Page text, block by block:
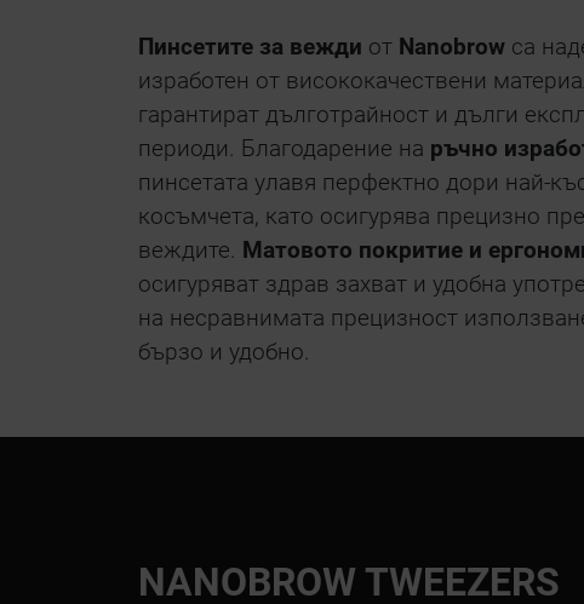
Пинсетите за вежди от Nanobrow са
изработен от висококачествени
гарантират дълготрайност и дълги
периоди. Благодарение на ръчно
пинсетата улавя перфектно дори най-
косъмчета, като осигурява прецизно
веждите. Матовото покритие и
осигуряват здрав захват и удобна
на несравнимата прецизност
бързо и удобно.
NANOBROW TWEEZERS